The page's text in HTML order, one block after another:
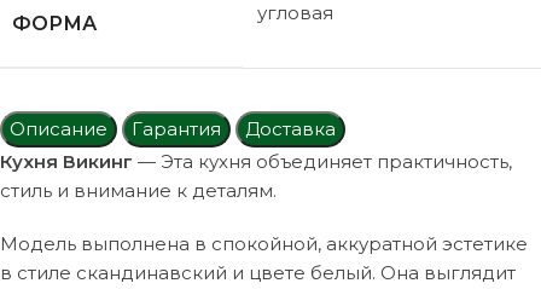
ФОРМА угловая
Описание Гарантия
Доставка
Кухня Викинг — Эта кухня объединяет практичность,
стиль и внимание к деталям.
Модель выполнена в спокойной, аккуратной эстетике
в стиле скандинавский и цвете белый. Она выглядит